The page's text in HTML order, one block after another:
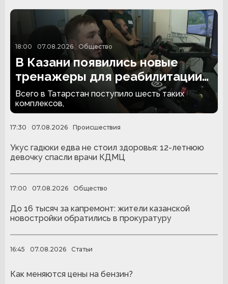
18:00 07.08.2026 Общество
В Казани появились новые
тренажеры для реабилитации
людей с ампутациями
Всего в Татарстан поступило шесть таких
комплексов,
17:30 07.08.2026 Происшествия
Укус гадюки едва не стоил здоровья: 12-летнюю
девочку спасли врачи КДМЦ
17:00 07.08.2026 Общество
До 16 тысяч за капремонт: жители казанской
новостройки обратились в прокуратуру
16:45 07.08.2026 Статьи
Как меняются цены на бензин?